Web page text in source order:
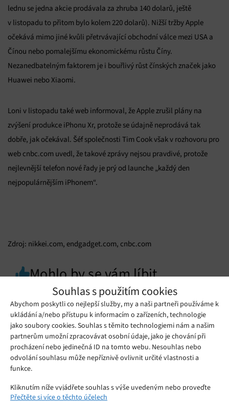
Souhlas s použitím cookies
Abychom poskytli co nejlepší služby, my a naši partneři používáme k
ukládání a/nebo přístupu k informacím o zařízeních, technologie
jako soubory cookies. Souhlas s těmito technologiemi nám a našim
partnerům umožní zpracovávat osobní údaje, jako je chování při
procházení nebo jedinečná ID na tomto webu. Nesouhlas nebo
odvolání souhlasu může nepříznivě ovlivnit určité vlastnosti a
funkce.
Kliknutím níže vyjádřete souhlas s výše uvedeným nebo proveďte
podrobnější rozhodnutí. Vaše volby budou použity pouze na tomto
Přečtěte si více o těchto účelech
lednu se jedna akcie prodávala za zhruba 140 dolarů, ještě
v listopadu to přitom bylo kolem 220 dolarů). Nižší tržby Apple
očekává mimo jiné kvůli přetrvávající obchodní válce mezi USA a
Čínou nebo pomalejšímu ekonomickému růstu Číny.
Nezanedbatelným faktorem je i bouřlivý růst čínských značek jako
Huawei nebo Xiaomi.
Loni v listopadu také web informoval, že Apple zrušil plány na
zvýšení produkce iPhonu Xr, protože se údajně neprodává tak
dobře, jak očekával. Šéf společnosti Tim Cook však v rozhovoru pro
web cnbc.com uvedl, že takové zprávy nejsou pravdivé, protože
nejlevnější telefon nové řady je prý od launche „každý den
nejpopulárnějším iPhonem“.
Zdroj: nikkei.com, endgadget.com, cnbc.com
Mohlo by se vám líbit